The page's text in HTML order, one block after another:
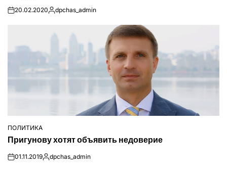
on20.02.2020Опубліковано
dpchas_admin
ОПУБЛІКУВАТИ
ПОЛИТИКА
Пригунову хотят объявить недоверие
on01.11.2019Опубліковано
dpchas_admin